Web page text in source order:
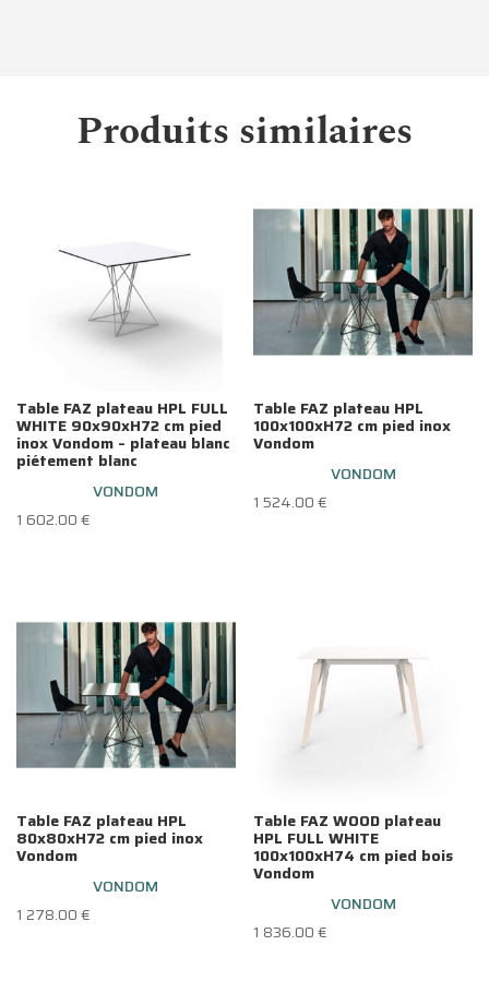
Produits similaires
Table FAZ plateau HPL FULL
WHITE 90x90xH72 cm pied
inox Vondom – plateau blanc
piétement blanc
VONDOM
1 602.00€
Table FAZ plateau HPL
100x100xH72 cm pied inox
Vondom
VONDOM
1 524.00€
Table FAZ plateau HPL
80x80xH72 cm pied inox
Vondom
VONDOM
1 278.00€
Table FAZ WOOD plateau
HPL FULL WHITE
100x100xH74 cm pied bois
Vondom
VONDOM
1 836.00€